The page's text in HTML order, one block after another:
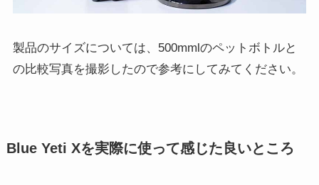
製品のサイズについては、500mmlのペットボトルと
の比較写真を撮影したので参考にしてみてください。
Blue Yeti Xを実際に使って感じた良いところ